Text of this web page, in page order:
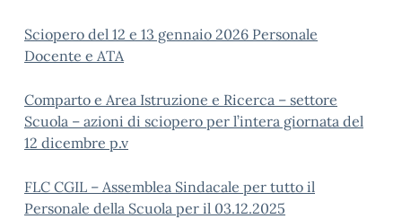
Sciopero del 12 e 13 gennaio 2026 Personale
Docente e ATA
Comparto e Area Istruzione e Ricerca – settore
Scuola – azioni di sciopero per l’intera giornata del
12 dicembre p.v
FLC CGIL – Assemblea Sindacale per tutto il
Personale della Scuola per il 03.12.2025